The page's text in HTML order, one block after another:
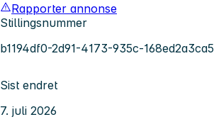
Rapporter annonse
Stillingsnummer
b1194df0-2d91-4173-935c-
Sist endret
7. juli 2026